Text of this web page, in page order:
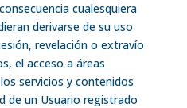
cualesquiera
derivarse de su uso
revelación o extravío
el acceso a áreas
servicios y contenidos
de un Usuario registrado